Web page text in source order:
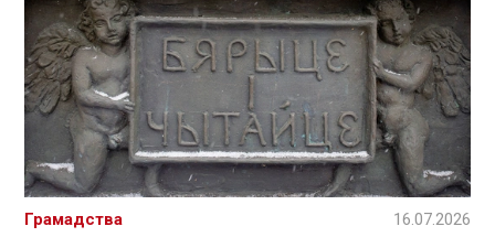
Грамадства 16.07.2026